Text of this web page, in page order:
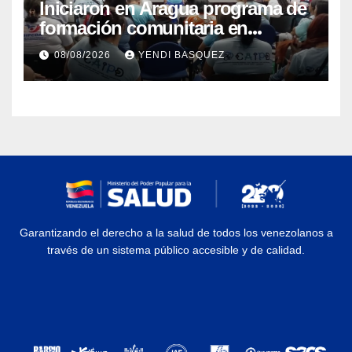
Iniciaron en Aragua programa de
formación comunitaria en
atención a personas con
discapacidad
08/08/2026 YENDI BASQUEZ
Garantizando el derecho a la salud de todos los venezolanos a
través de un sistema público accesible y de calidad.